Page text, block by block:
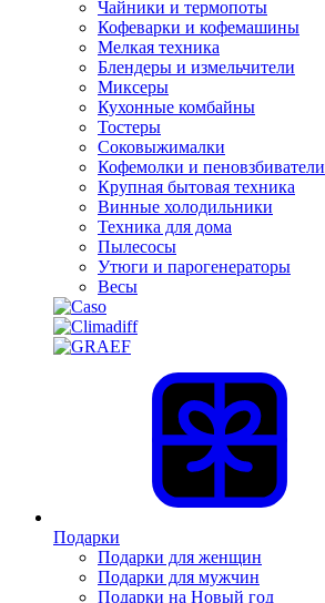
Чайники и термопоты
Кофеварки и кофемашины
Мелкая техника
Блендеры и измельчители
Миксеры
Кухонные комбайны
Тостеры
Соковыжималки
Кофемолки и пеновзбиватели
Крупная бытовая техника
Винные холодильники
Техника для дома
Пылесосы
Утюги и парогенераторы
Весы
Подарки
Подарки для женщин
Подарки для мужчин
Подарки на Новый год